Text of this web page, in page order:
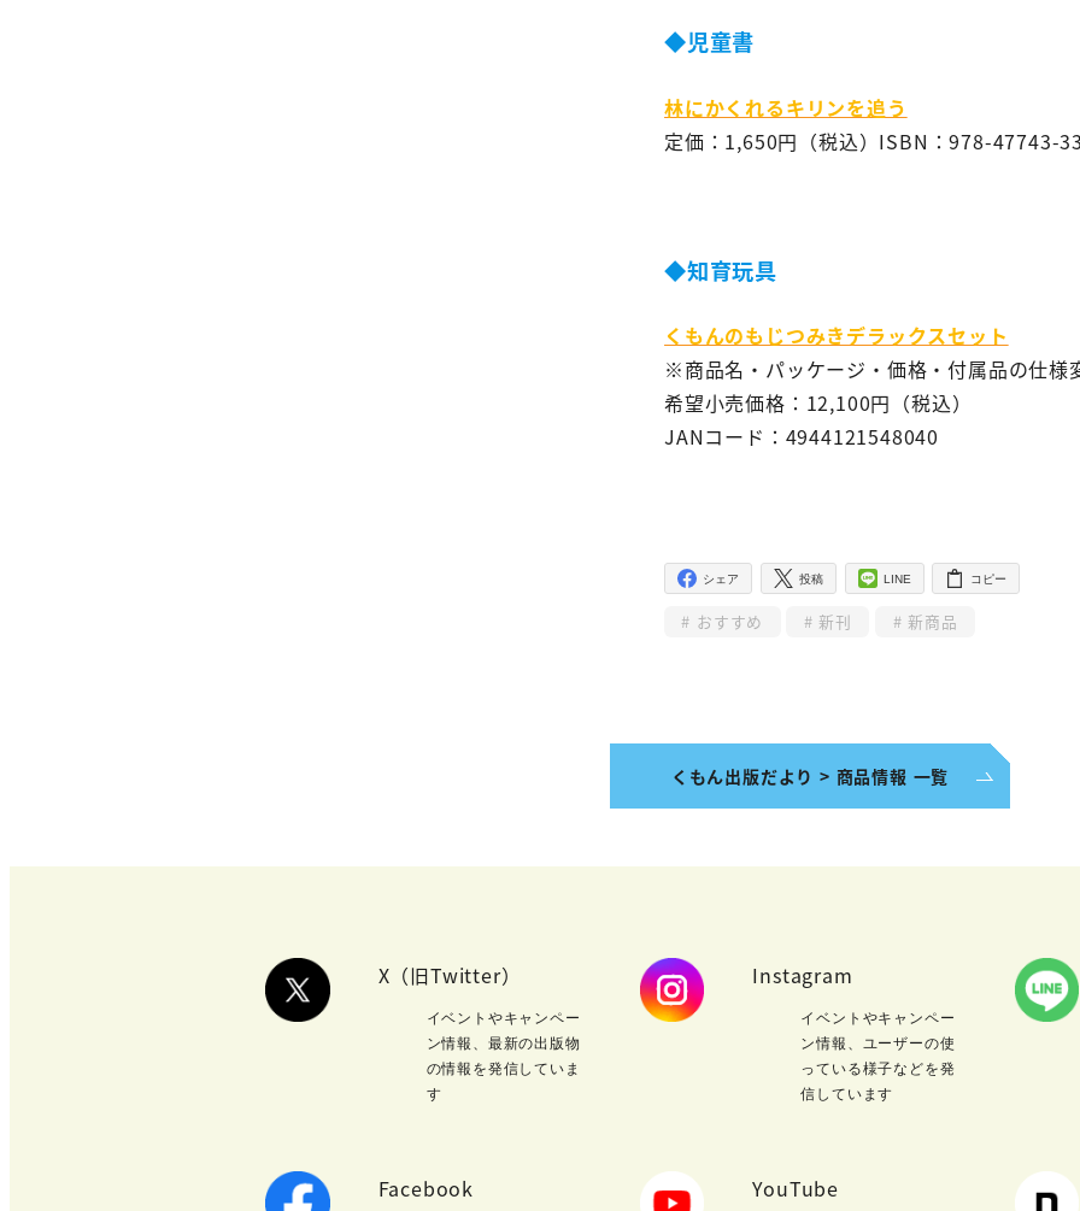
◆児童書
林にかくれるキリンを追う
定価：1,650円（税込）ISBN：978-47743-
◆知育玩具
くもんのもじつみきデラックスセット
※商品名・パッケージ・価格・付属品の仕様
希望小売価格：12,100円（税込）
JANコード：4944121548040
シェア 投稿 LINE コピー
おすすめ 新刊 新商品
くもん出版だより > 商品情報 一覧
X（旧Twitter）
イベントやキャンペー
ン情報、最新の出版物
の情報を発信していま
す
Instagram
イベントやキャンペー
ン情報、ユーザーの使
っている様子などを発
信しています
Facebook YouTube